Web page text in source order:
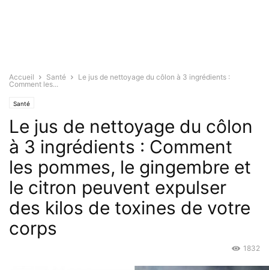
Accueil Santé
Le jus de nettoyage du côlon à 3 ingrédients :
Comment les...
Santé
Le jus de nettoyage du côlon
à 3 ingrédients : Comment
les pommes, le gingembre et
le citron peuvent expulser
des kilos de toxines de votre
corps
1832